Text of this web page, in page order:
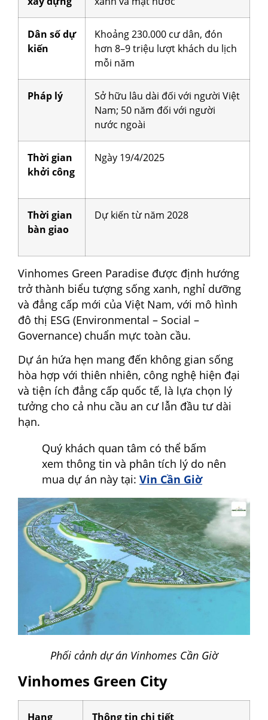
Dân số dự
kiến
Khoảng 230.000 cư dân, đón
hơn 8–9 triệu lượt khách du lịch
mỗi năm
Pháp lý
Sở hữu lâu dài đối với người Việt
Nam; 50 năm đối với người
nước ngoài
Thời gian
khởi công
Ngày 19/4/2025
Thời gian
bàn giao
Dự kiến từ năm 2028
Vinhomes Green Paradise được định hướng
trở thành biểu tượng sống xanh, nghỉ dưỡng
và đẳng cấp mới của Việt Nam, với mô hình
đô thị ESG (Environmental – Social –
Governance) chuẩn mực toàn cầu.
Dự án hứa hẹn mang đến không gian sống
hòa hợp với thiên nhiên, công nghệ hiện đại
và tiện ích đẳng cấp quốc tế, là lựa chọn lý
tưởng cho cả nhu cầu an cư lẫn đầu tư dài
hạn.
Quý khách quan tâm có thể bấm
xem thông tin và phân tích lý do nên
mua dự án này tại: Vin Cần Giờ
Phối cảnh dự án Vinhomes Cần Giờ
Vinhomes Green City
Hạng Thông tin chi tiết